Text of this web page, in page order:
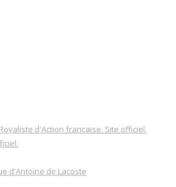
d'Action française. Site officiel.
d'Antoine de Lacoste